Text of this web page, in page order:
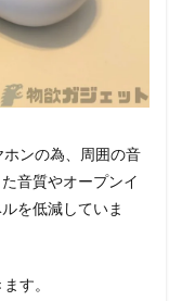
ホンの為、周囲の音
音質やオープンイ
を低減していま
す。